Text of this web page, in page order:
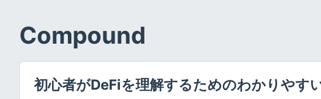
Compound
初心者がDeFiを理解するためのわかりやす